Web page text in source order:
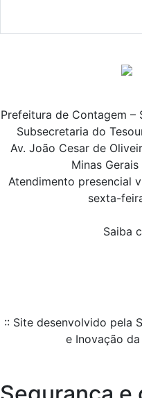
Prefeitura de Contagem –
Subsecretaria do
Av. João Cesar de
Minas
Atendimento presencial
sexta-
Saiba
:: Site desenvolvido pela
e Inovação